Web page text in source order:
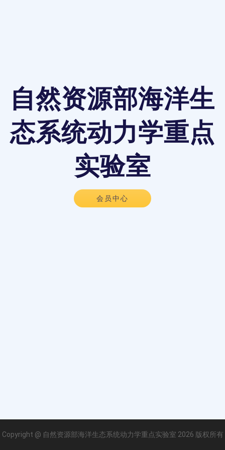
自然资源部海洋生
态系统动力学重点
实验室
会员中心
Copyright @ 自然资源部海洋生态系统动力学重点实验室 2026 版权所有